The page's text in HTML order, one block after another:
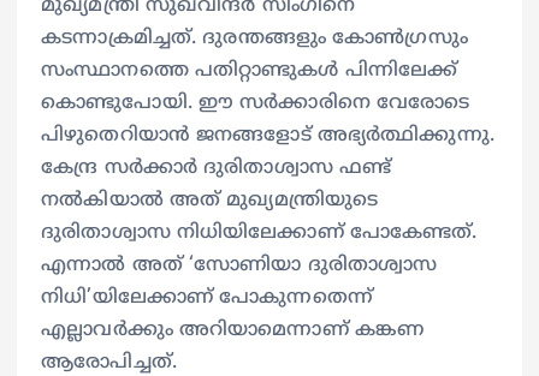
മുഖ്യമന്ത്രി സുഖ്‍വീന്ദർ സിംഗിനെ
കടന്നാക്രമിച്ചത്. ദുരന്തങ്ങളും കോൺഗ്രസും
സംസ്ഥാനത്തെ പതിറ്റാണ്ടുകൾ പിന്നിലേക്ക്
കൊണ്ടുപോയി. ഈ സർക്കാരിനെ വേരോടെ
പിഴുതെറിയാൻ ജനങ്ങളോട് അഭ്യർത്ഥിക്കുന്നു.
കേന്ദ്ര സർക്കാർ ദുരിതാശ്വാസ ഫണ്ട്
നൽകിയാൽ അത് മുഖ്യമന്ത്രിയുടെ
ദുരിതാശ്വാസ നിധിയിലേക്കാണ് പോകേണ്ടത്.
എന്നാൽ അത് ‘സോണിയാ ദുരിതാശ്വാസ
നിധി’യിലേക്കാണ് പോകുന്നതെന്ന്
എല്ലാവർക്കും അറിയാമെന്നാണ് കങ്കണ
ആരോപിച്ചത്.